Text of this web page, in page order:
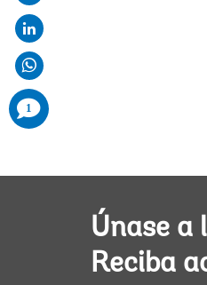
Únase a
Reciba
1
comments
added